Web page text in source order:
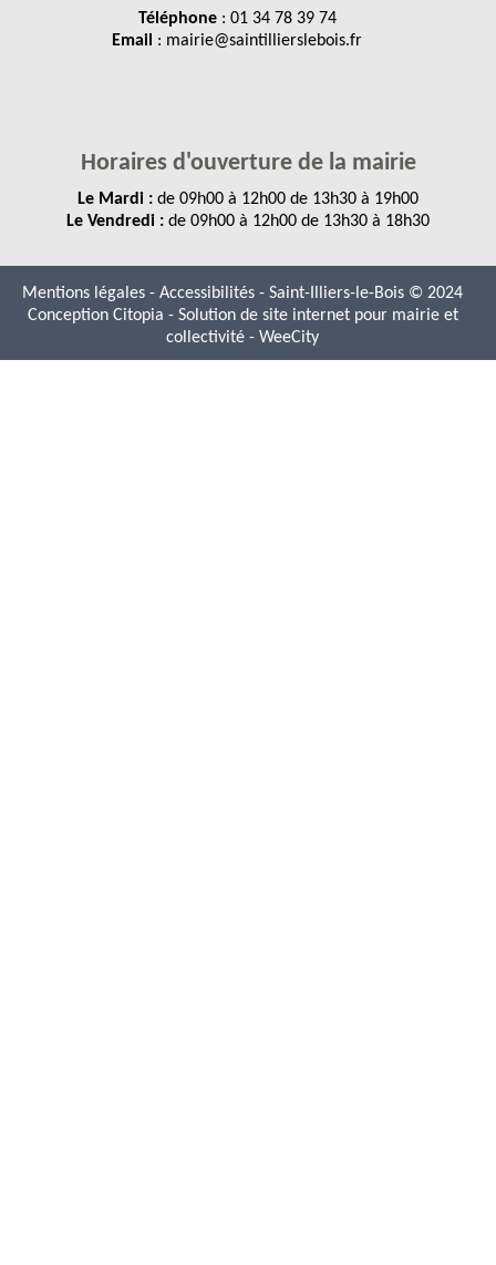
Téléphone: 01 34 78 39 74
Email : mairie@saintillierslebois.fr
Horaires d'ouverture de la mairie
Le Mardi : de 09h00 à 12h00 de 13h30 à 19h00
Le Vendredi : de 09h00 à 12h00 de 13h30 à 18h30
Mentions légales - Accessibilités - Saint-Illiers-le-Bois © 2024
Conception Citopia - Solution de site internet pour mairie et
collectivité - WeeCity